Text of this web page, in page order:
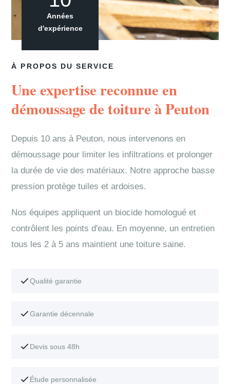
À PROPOS DU SERVICE
Une expertise reconnue en
démoussage de toiture à Peuton
Depuis 10 ans à Peuton, nous intervenons en
démoussage pour limiter les infiltrations et prolonger
la durée de vie des matériaux. Notre approche basse
pression protège tuiles et ardoises.
Nos équipes appliquent un biocide homologué et
contrôlent les points d'eau. En moyenne, un entretien
tous les 2 à 5 ans maintient une toiture saine.
Qualité garantie
Garantie décennale
Devis sous 48h
Étude personnalisée
Années
d'expérience